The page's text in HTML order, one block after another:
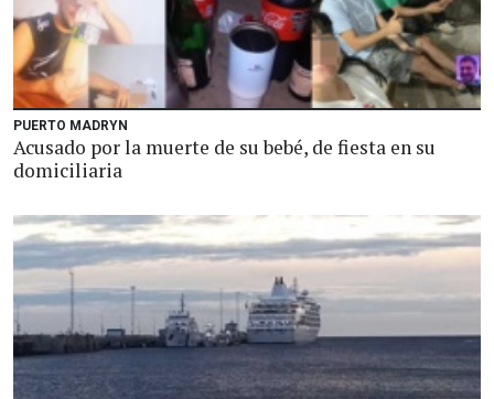
PUERTO MADRYN
Acusado por la muerte de su bebé, de fiesta en su
domiciliaria